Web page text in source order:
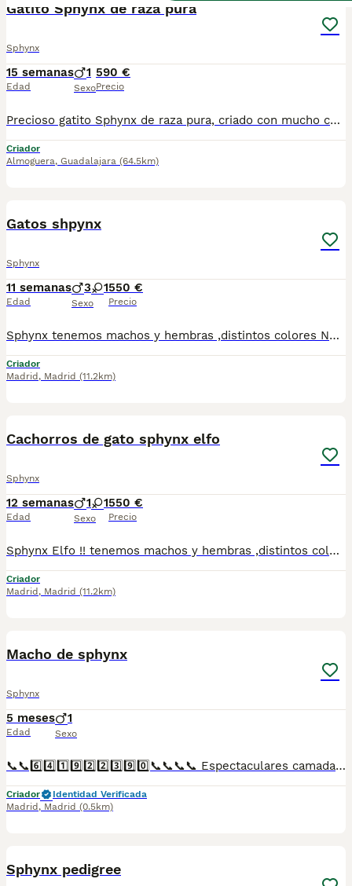
Gatito Sphynx de raza pura
Sphynx
15 semanas
Edad
1
Sexo
590 €
Precio
Precioso gatito Sphynx de raza pura, criado con mucho cariño en un ambiente familiar. Es un gato muy sociable, inteligente y afectuoso, acostumbrado al contacto con personas. Se entrega con sus vacunas al día, desparasitado y con revisión veterinaria. Goza de excelente salud y está listo para encontrar un hogar donde reciba el amor y los cuidados que merece. Si buscas un compañero único, cariñoso y de una raza excepcional, no dudes en ponerte en contacto para más información, fotos o videos.
Criador
Almoguera, Guadalajara (64.5km)
Gatos shpynx
Sphynx
11 semanas
Edad
3 1
Sexo
550 €
Precio
Sphynx tenemos machos y hembras ,distintos colores Nuestros cachorros nacen y crecen en un ambiente familiar ,sin jaulas ,con un respeto y exclusiva cria,somos respetuosos con el tiempo de destete ,cada gatito necesita su tiempo.. Destetamos con un pienso de alta calidad revisados ,desde el nacimiento ,hasta la entrega por un veterinario competente ,buscando siempre el bienestar de nuestros animales.. Sociabilizados y equilibrados tanto padres como gatitos Se entregan con todo el protocolo veterinario legal,y garantías por escrito completas.. Tenemos servicio de entrega personalizado a cualquier punto de España,directo.. Precio Real!! Dejanos tú teléfono y te mandamos toda la información fotos y vídeos ..
Criador
Madrid , Madrid (11.2km)
Cachorros de gato sphynx elfo
Sphynx
12 semanas
Edad
1 1
Sexo
550 €
Precio
Sphynx Elfo !! tenemos machos y hembras ,distintos colores Nuestros cachorros nacen y crecen en un ambiente familiar ,sin jaulas ,con un respeto y exclusiva cria,somos respetuosos con el tiempo de destete ,cada gatito necesita su tiempo.. Destetamos con un pienso de alta calidad revisados ,desde el nacimiento ,hasta la entrega por un veterinario competente ,buscando siempre el bienestar de nuestros animales.. Sociabilizados y equilibrados tanto padres como gatitos Se entregan con todo el protocolo veterinario legal,y garantías por escrito completas.. Tenemos servicio de entrega personalizado a cualquier punto de España,directo.. Precio Real!! Dejanos tú teléfono y te mandamos toda la información fotos y vídeos ..
Criador
Madrid , Madrid (11.2km)
Macho de sphynx
Sphynx
5 meses
Edad
1
Sexo
📞📞6️⃣4️⃣1️⃣9️⃣2️⃣2️⃣3️⃣9️⃣0️⃣📞📞📞📞 Espectaculares camadas de perritos de sphynx descendientes de las mejores líneas de sangre. Disponibles tanto hembras como machos. Las camadas están bajo supervisión veterinaria desde su nacimiento hasta que son entregadas a su nueva familia. Criados por un equipo de profesionales y mejores personas que, con más de 20 años de experiencia , cuidan a los animales por vocación, aplicando una cría ética y responsable para que cada cachorro se desarrolle con la mejor salud y con un buen temperamento. Todos los cachorritos se entregan con unos dos meses y medio de edad y sus vacunas correspondientes, desparasitados interna y externamente, con certificado de salud, y garantía tanto por enfermedad vírica como congénito genética. Posibilidad de entregar en toda España mediante transporte propio preparado para animales y con chofer privado. Los precios pueden variar según las características y morfología de cada cachorro. Añádenos al whats app o llámanos, y encantados atenderemos todas tus dudas y consultas. Teléfono / Whats app: 641 92 23 90
Criador
Identidad Verificada
Madrid , Madrid (0.5km)
Sphynx pedigree